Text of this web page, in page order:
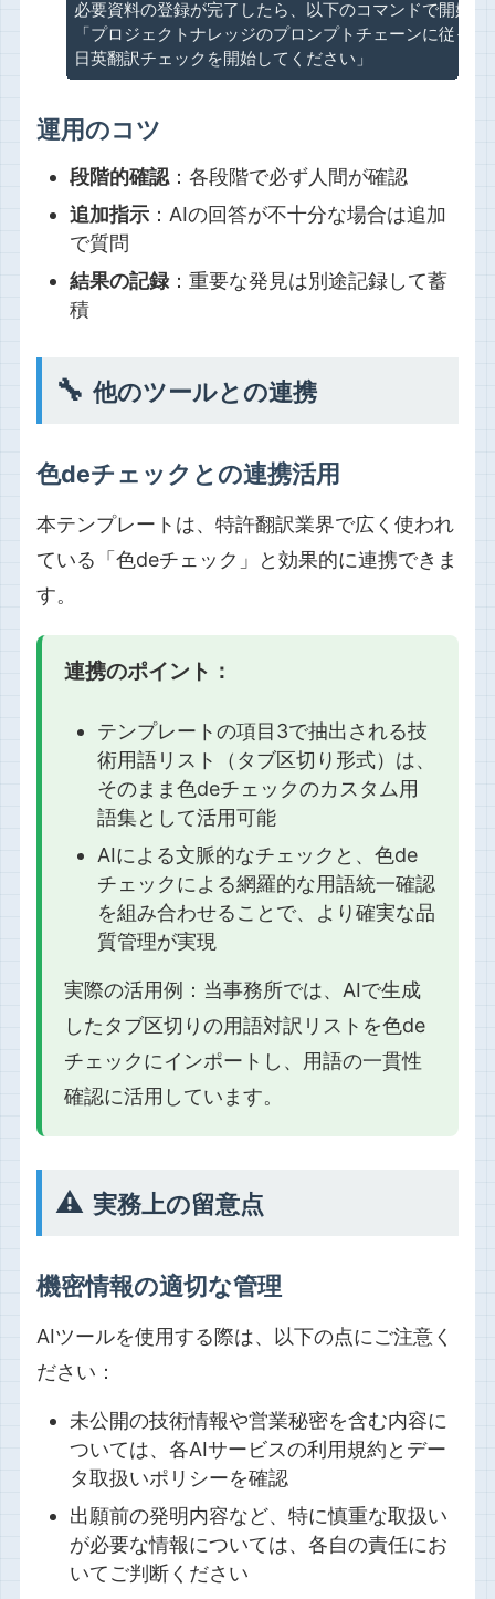
必要資料の登録が完了したら、以下のコマンドで開始：
「プロジェクトナレッジのプロンプトチェーンに従って
日英翻訳チェックを開始してください」
運用のコツ
段階的確認：各段階で必ず人間が確認
追加指示：AIの回答が不十分な場合は追加
で質問
結果の記録：重要な発見は別途記録して蓄
積
🔧 他のツールとの連携
色deチェックとの連携活用
本テンプレートは、特許翻訳業界で広く使われ
ている「色deチェック」と効果的に連携できま
す。
連携のポイント：
テンプレートの項目3で抽出される技
術用語リスト（タブ区切り形式）は、
そのまま色deチェックのカスタム用
語集として活用可能
AIによる文脈的なチェックと、色de
チェックによる網羅的な用語統一確認
を組み合わせることで、より確実な品
質管理が実現
実際の活用例：当事務所では、AIで生成
したタブ区切りの用語対訳リストを色de
チェックにインポートし、用語の一貫性
確認に活用しています。
⚠️ 実務上の留意点
機密情報の適切な管理
AIツールを使用する際は、以下の点にご注意く
ださい：
未公開の技術情報や営業秘密を含む内容に
ついては、各AIサービスの利用規約とデー
タ取扱いポリシーを確認
出願前の発明内容など、特に慎重な取扱い
が必要な情報については、各自の責任にお
いてご判断ください